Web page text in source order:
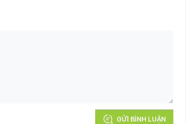
GỬI BÌNH LUẬN